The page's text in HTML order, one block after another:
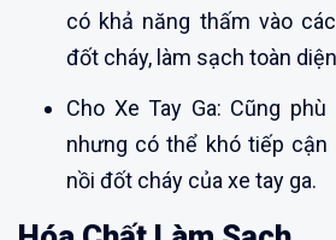
có khả năng thấm vào
đốt cháy, làm sạch toàn
Cho Xe Tay Ga: Cũng
nhưng có thể khó tiếp
nồi đốt cháy của xe tay ga.